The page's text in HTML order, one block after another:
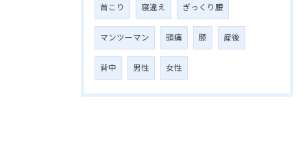
首こり 寝違え ぎっくり腰
マンツーマン 頭痛 膝 産後
背中 男性 女性